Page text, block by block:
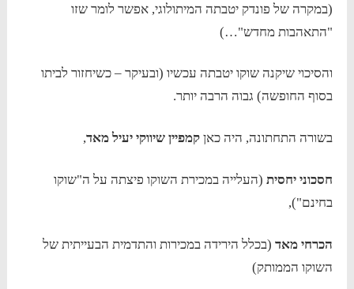
(במקרה של פונדק יטבתה המיתולוגי, אפשר לומר שזו
"התאהבות מחדש"…)
והסיכוי שיקנה שוקו יטבתה עכשיו (ובעיקר – כשיחזור לביתו
בסוף החופשה) גבוה הרבה יותר.
בשורה התחתונה, היה כאן קמפיין שיווקי יעיל מאד,
חסכוני יחסית (העלייה במכירת השוקו פיצתה על ה"שוקו
בחינם"),
הכרחי מאד (בכלל הירידה במכירות והתדמית הבעייתית של
השוקו הממותק)